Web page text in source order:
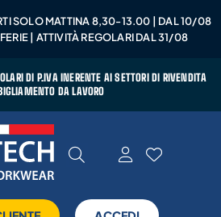
SOLO MATTINA 8,30-13.00 | DAL 10/08
| ATTIVITÀ REGOLARI DAL 31/08
DI P.IVA INERENTE AI SETTORI DI RIVENDITA
DA LAVORO